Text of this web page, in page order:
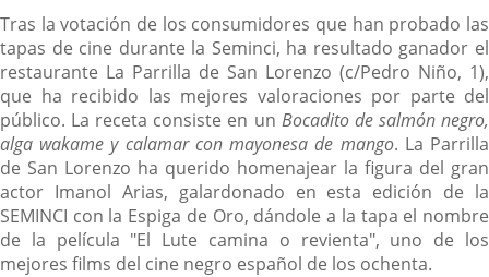
Tras la votación de los consumidores que han probado las
tapas de cine durante la Seminci, ha resultado ganador el
restaurante La Parrilla de San Lorenzo (c/Pedro Niño, 1),
que ha recibido las mejores valoraciones por parte del
público. La receta consiste en un Bocadito de salmón negro,
alga wakame y calamar con mayonesa de mango. La Parrilla
de San Lorenzo ha querido homenajear la figura del gran
actor Imanol Arias, galardonado en esta edición de la
SEMINCI con la Espiga de Oro, dándole a la tapa el nombre
de la película "El Lute camina o revienta", uno de los
mejores films del cine negro español de los ochenta.